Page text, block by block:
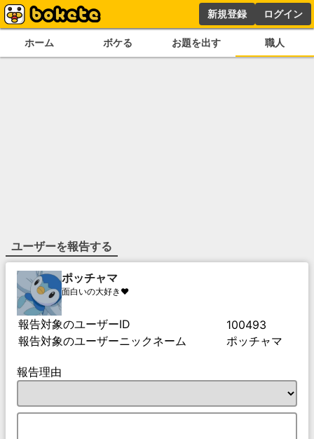
新規登録 ログイン
ホーム ボケる お題を出す 職人
ユーザーを報告する
ポッチャマ
面白いの大好き❤
報告対象のユーザーID
100493
報告対象のユーザーニックネーム
ポッチャマ
報告理由